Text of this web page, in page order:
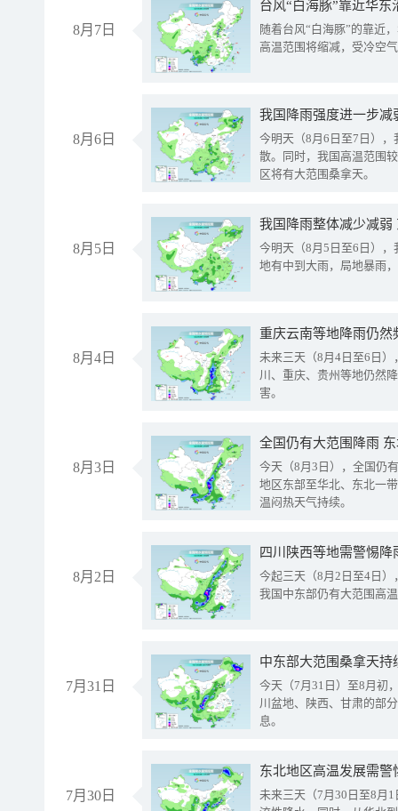
8月7日
台风“白海豚”靠近华
随着台风“白海豚”的靠近
高温范围将缩减，受冷空
8月6日
今明天（8月6日至7日）
散。同时，我国高温范围
区将有大范围桑拿天。
8月5日
我国降雨整体减少减弱
今明天（8月5日至6日）
地有中到大雨，局地暴雨
8月4日
重庆云南等地降雨仍然
未来三天（8月4日至6日
川、重庆、贵州等地仍然
害。
8月3日
全国仍有大范围降雨
今天（8月3日），全国仍
地区东部至华北、东北一
温闷热天气持续。
8月2日
今起三天（8月2日至4日
我国中东部仍有大范围高
7月31日
中东部大范围桑拿天
今天（7月31日）至8月初
川盆地、陕西、甘肃的部
息。
7月30日
东北地区高温发展需
未来三天（7月30日至8月